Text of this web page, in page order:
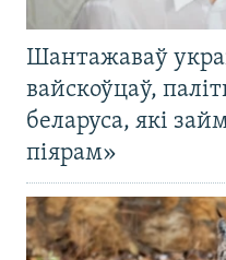
Шантажаваў
вайскоўцаў,
беларуса, які
піярам»